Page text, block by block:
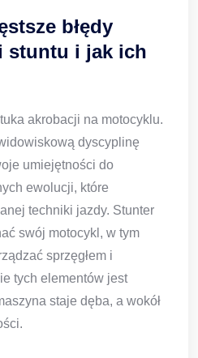
błędy
stuntu i jak ich
akrobacji na motocyklu.
dyscyplinę
umiejętności do
ewolucji, które
techniki jazdy. Stunter
swój motocykl, w tym
sprzęgłem i
tych elementów jest
staje dęba, a wokół